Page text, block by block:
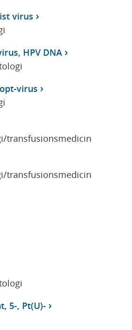
virus
HPV DNA
virus
transfusionsmedicin
transfusionsmedicin
5-, Pt(U)-